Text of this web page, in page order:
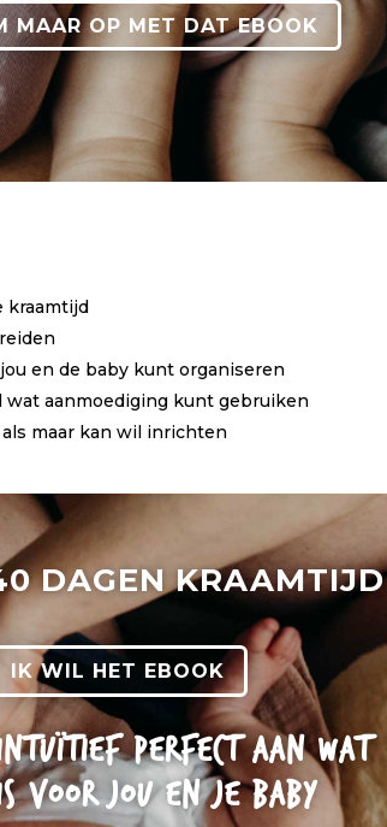
MAAR OP MET DAT EBOOK
kraamtijd
en de baby kunt organiseren
aanmoediging kunt gebruiken
maar kan wil inrichten
DAGEN KRAAMTIJD
IK WIL HET EBOOK
PERFECT AAN WAT
VOOR JOU EN JE BABY